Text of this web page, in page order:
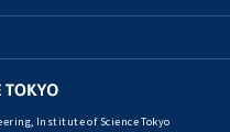
Institute of Science Tokyo